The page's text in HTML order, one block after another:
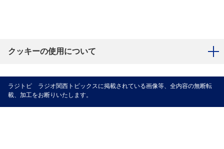
クッキーの使用について
ラジトピ ラジオ関西トピックスに掲載されている画像等、全内容の無断転
載、加工をお断りいたします。